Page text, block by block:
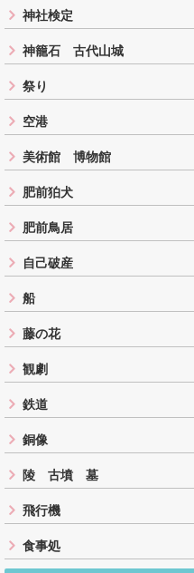
神社検定
神籠石 古代山城
祭り
空港
美術館 博物館
肥前狛犬
肥前鳥居
自己破産
船
藤の花
観劇
鉄道
銅像
陵 古墳 墓
飛行機
食事処